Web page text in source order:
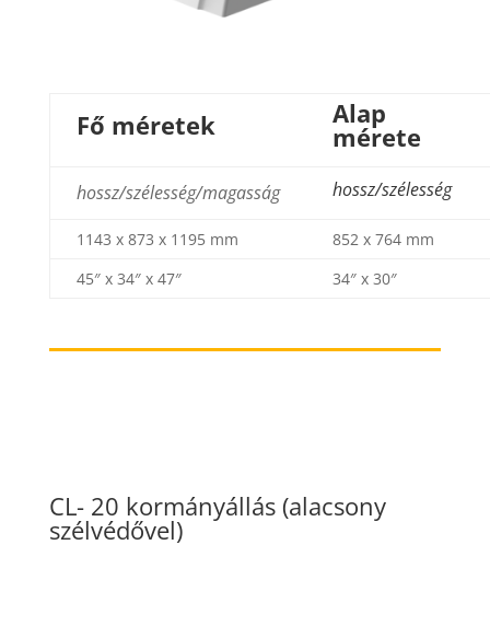
Fő méretek Alap
mérete
hossz/szélesség/magasság hossz/szélesség
1143 x 873 x 1195 mm
852 x 764 mm
45″ x 34″ x 47″
34″ x 30″
CL- 20 kormányállás (alacsony
szélvédővel)